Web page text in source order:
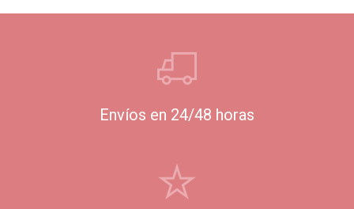
Envíos en 24/48 horas